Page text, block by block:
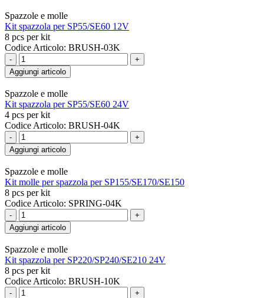
Spazzole e molle
Kit spazzola per SP55/SE60 12V
8 pcs per kit
Codice Articolo: BRUSH-03K
-
+
Aggiungi articolo
Spazzole e molle
Kit spazzola per SP55/SE60 24V
4 pcs per kit
Codice Articolo: BRUSH-04K
-
+
Aggiungi articolo
Spazzole e molle
Kit molle per spazzola per SP155/SE170/SE150
8 pcs per kit
Codice Articolo: SPRING-04K
-
+
Aggiungi articolo
Spazzole e molle
Kit spazzola per SP220/SP240/SE210 24V
8 pcs per kit
Codice Articolo: BRUSH-10K
-
+